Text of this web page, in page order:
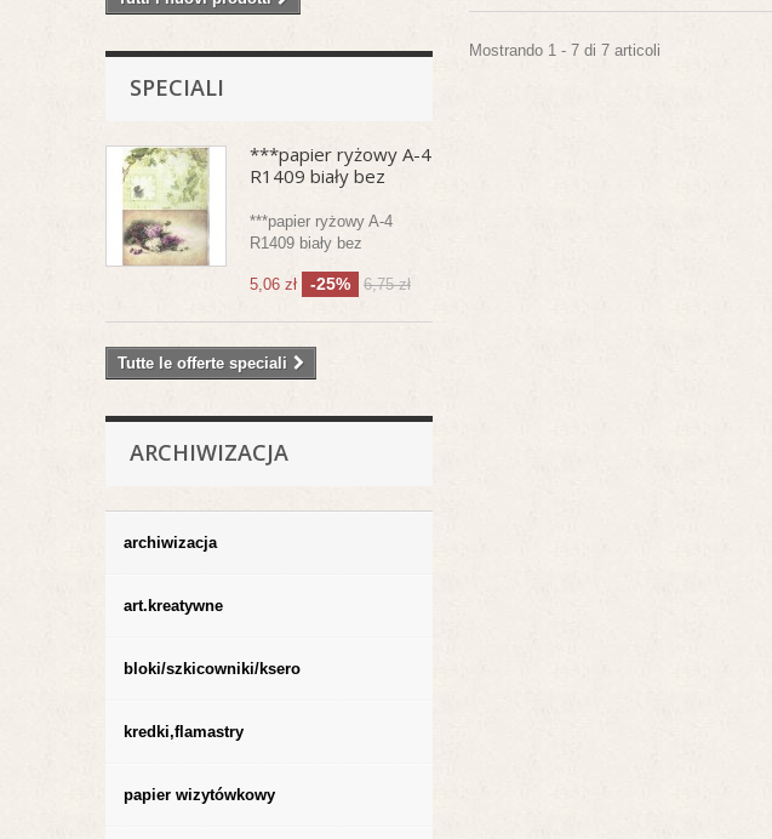
SPECIALI
***papier ryżowy A-4
R1409 biały bez
***papier ryżowy A-4
R1409 biały bez
5,06 zł -25% 6,75 zł
Tutte le offerte speciali
ARCHIWIZACJA
archiwizacja
art.kreatywne
bloki/szkicowniki/ksero
kredki,flamastry
papier wizytówkowy
Mostrando 1 - 7 di 7 articoli